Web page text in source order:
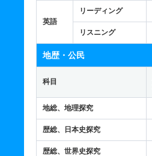
英語
リーディング
リスニング
地歴・公民
科目
地総、地理探究
歴総、日本史探究
歴総、世界史探究